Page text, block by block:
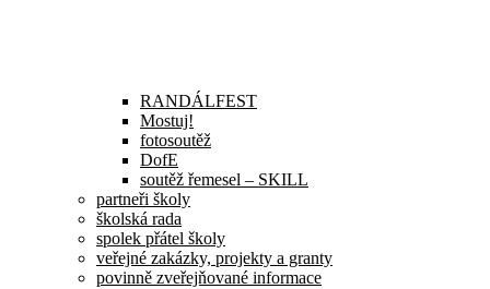
RANDÁLFEST
Mostuj!
fotosoutěž
DofE
soutěž řemesel – SKILL
partneři školy
školská rada
spolek přátel školy
veřejné zakázky, projekty a granty
povinně zveřejňované informace